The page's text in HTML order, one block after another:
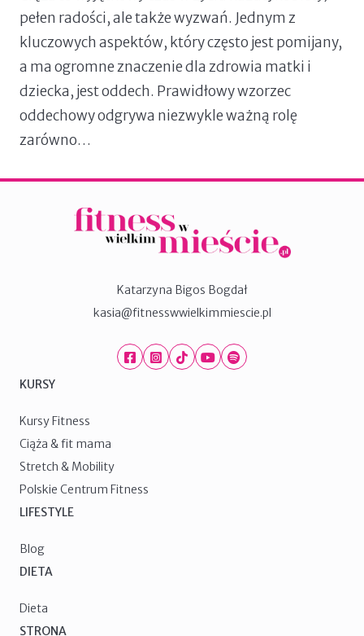
pełen radości, ale także wyzwań. Jednym z
kluczowych aspektów, który często jest pomijany,
a ma ogromne znaczenie dla zdrowia matki i
dziecka, jest oddech. Prawidłowy wzorzec
oddechowy odgrywa niezwykle ważną rolę
zarówno…
Katarzyna Bigos Bogdał
kasia@fitnesswwielkimmiescie.pl
Facebook
Instagram
TikTokYoutubeSpotify
KURSY
Kursy Fitness
Ciąża & fit mama
Stretch & Mobility
Polskie Centrum Fitness
LIFESTYLE
Blog
DIETA
Dieta
STRONA